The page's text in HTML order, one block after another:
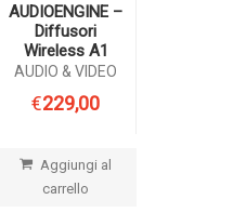
AUDIOENGINE –
Diffusori
Wireless A1
AUDIO & VIDEO
€229,00
Aggiungi al
carrello